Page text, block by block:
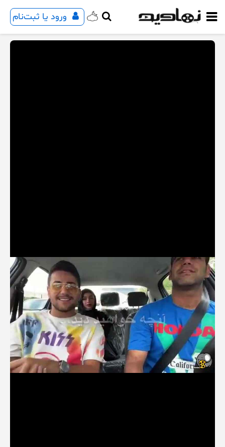
ورود یا ثبت‌نام